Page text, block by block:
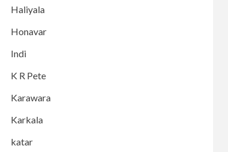
Haliyala
Honavar
Indi
K R Pete
Karawara
Karkala
katar